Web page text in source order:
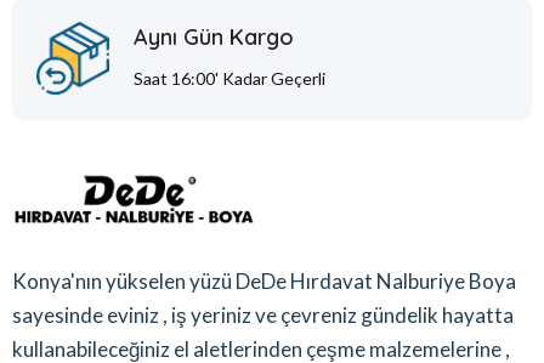
Aynı Gün Kargo
Saat 16:00' Kadar Geçerli
Konya'nın yükselen yüzü DeDe Hırdavat Nalburiye Boya
sayesinde eviniz , iş yeriniz ve çevreniz gündelik hayatta
kullanabileceğiniz el aletlerinden çeşme malzemelerine ,